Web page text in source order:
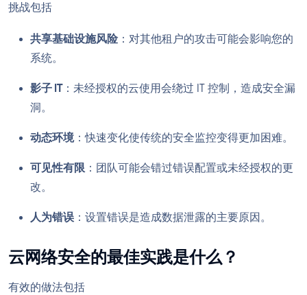
挑战包括
共享基础设施风险：对其他租户的攻击可能会影响您的
系统。
影子 IT：未经授权的云使用会绕过 IT 控制，造成安全漏
洞。
动态环境：快速变化使传统的安全监控变得更加困难。
可见性有限 ：团队可能会错过错误配置或未经授权的更
改。
人为错误 ：设置错误是造成数据泄露的主要原因。
云网络安全的最佳实践是什么？
有效的做法包括